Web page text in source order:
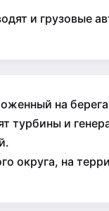
и грузовые
на
турбины и
округа, на